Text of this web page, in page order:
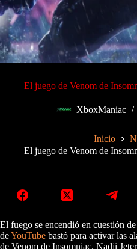
El juego de Venom de
XboxManiac
Inicio
El juego de Venom de
El fuego se encendió en cuestión
deYouTube bastó para activar las
de Venom de Insomniac. Nadji